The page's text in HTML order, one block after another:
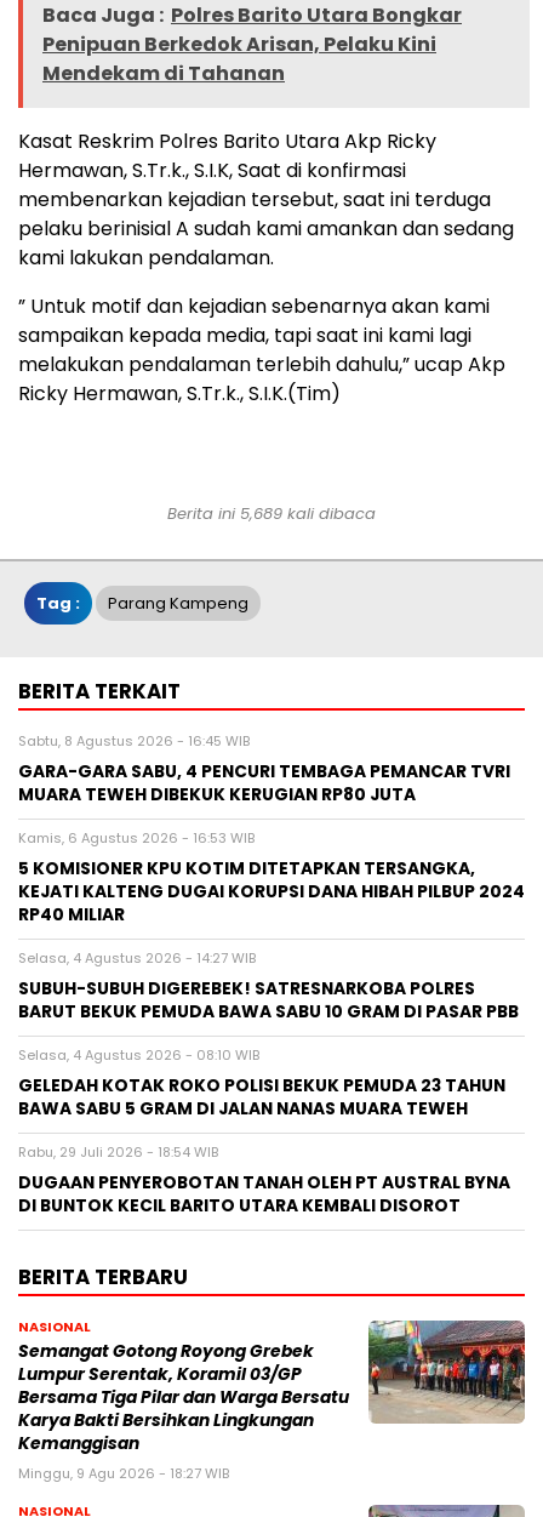
Baca Juga : Polres Barito Utara Bongkar
Penipuan Berkedok Arisan, Pelaku Kini
Mendekam di Tahanan
Kasat Reskrim Polres Barito Utara Akp Ricky
Hermawan, S.Tr.k., S.I.K, Saat di konfirmasi
membenarkan kejadian tersebut, saat ini terduga
pelaku berinisial A sudah kami amankan dan sedang
kami lakukan pendalaman.
” Untuk motif dan kejadian sebenarnya akan kami
sampaikan kepada media, tapi saat ini kami lagi
melakukan pendalaman terlebih dahulu,” ucap Akp
Ricky Hermawan, S.Tr.k., S.I.K.(Tim)
Berita ini 5,689 kali dibaca
Tag : Parang Kampeng
BERITA TERKAIT
Sabtu, 8 Agustus 2026 - 16:45 WIB
GARA-GARA SABU, 4 PENCURI TEMBAGA PEMANCAR TVRI
MUARA TEWEH DIBEKUK KERUGIAN RP80 JUTA
Kamis, 6 Agustus 2026 - 16:53 WIB
5 KOMISIONER KPU KOTIM DITETAPKAN TERSANGKA,
KEJATI KALTENG DUGAI KORUPSI DANA HIBAH PILBUP 2024
RP40 MILIAR
Selasa, 4 Agustus 2026 - 14:27 WIB
SUBUH-SUBUH DIGEREBEK! SATRESNARKOBA POLRES
BARUT BEKUK PEMUDA BAWA SABU 10 GRAM DI PASAR PBB
Selasa, 4 Agustus 2026 - 08:10 WIB
GELEDAH KOTAK ROKO POLISI BEKUK PEMUDA 23 TAHUN
BAWA SABU 5 GRAM DI JALAN NANAS MUARA TEWEH
Rabu, 29 Juli 2026 - 18:54 WIB
DUGAAN PENYEROBOTAN TANAH OLEH PT AUSTRAL BYNA
DI BUNTOK KECIL BARITO UTARA KEMBALI DISOROT
BERITA TERBARU
NASIONAL
Semangat Gotong Royong Grebek
Lumpur Serentak, Koramil 03/GP
Bersama Tiga Pilar dan Warga Bersatu
Karya Bakti Bersihkan Lingkungan
Kemanggisan
Minggu, 9 Agu 2026 - 18:27 WIB
NASIONAL